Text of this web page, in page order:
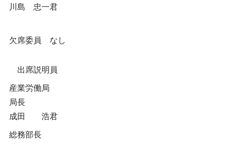
川島 忠一君
欠席委員 なし
出席説明員
産業労働局
局長
成田 浩君
総務部長